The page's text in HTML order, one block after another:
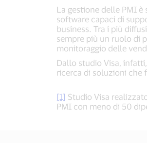
La gestione delle PMI
software capaci di
business. Tra i più
sempre più un ruolo di
monitoraggio delle
Dallo studio Visa,
ricerca di soluzioni che
[1] Studio Visa
PMI con meno di 50